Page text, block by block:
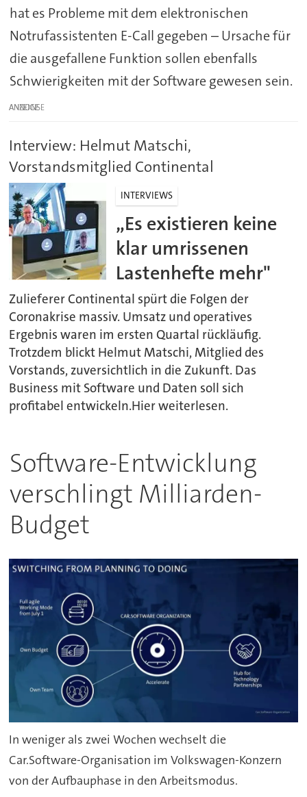
hat es Probleme mit dem elektronischen
Notrufassistenten E-Call gegeben – Ursache für
die ausgefallene Funktion sollen ebenfalls
Schwierigkeiten mit der Software gewesen sein.
ANZEIGE
Interview: Helmut Matschi,
Vorstandsmitglied Continental
INTERVIEWS
„Es existieren keine
klar umrissenen
Lastenhefte mehr"
Zulieferer Continental spürt die Folgen der
Coronakrise massiv. Umsatz und operatives
Ergebnis waren im ersten Quartal rückläufig.
Trotzdem blickt Helmut Matschi, Mitglied des
Vorstands, zuversichtlich in die Zukunft. Das
Business mit Software und Daten soll sich
profitabel entwickeln.Hier weiterlesen.
Software-Entwicklung
verschlingt Milliarden-
Budget
In weniger als zwei Wochen wechselt die
Car.Software-Organisation im Volkswagen-Konzern
von der Aufbauphase in den Arbeitsmodus.